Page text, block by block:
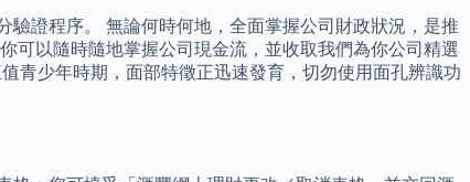
驗證程序。 無論何時何地，全面掌握公司財政狀況，是推
可以隨時隨地掌握公司現金流，並收取我們為你公司精選
青少年時期，面部特徵正迅速發育，切勿使用面孔辨識功